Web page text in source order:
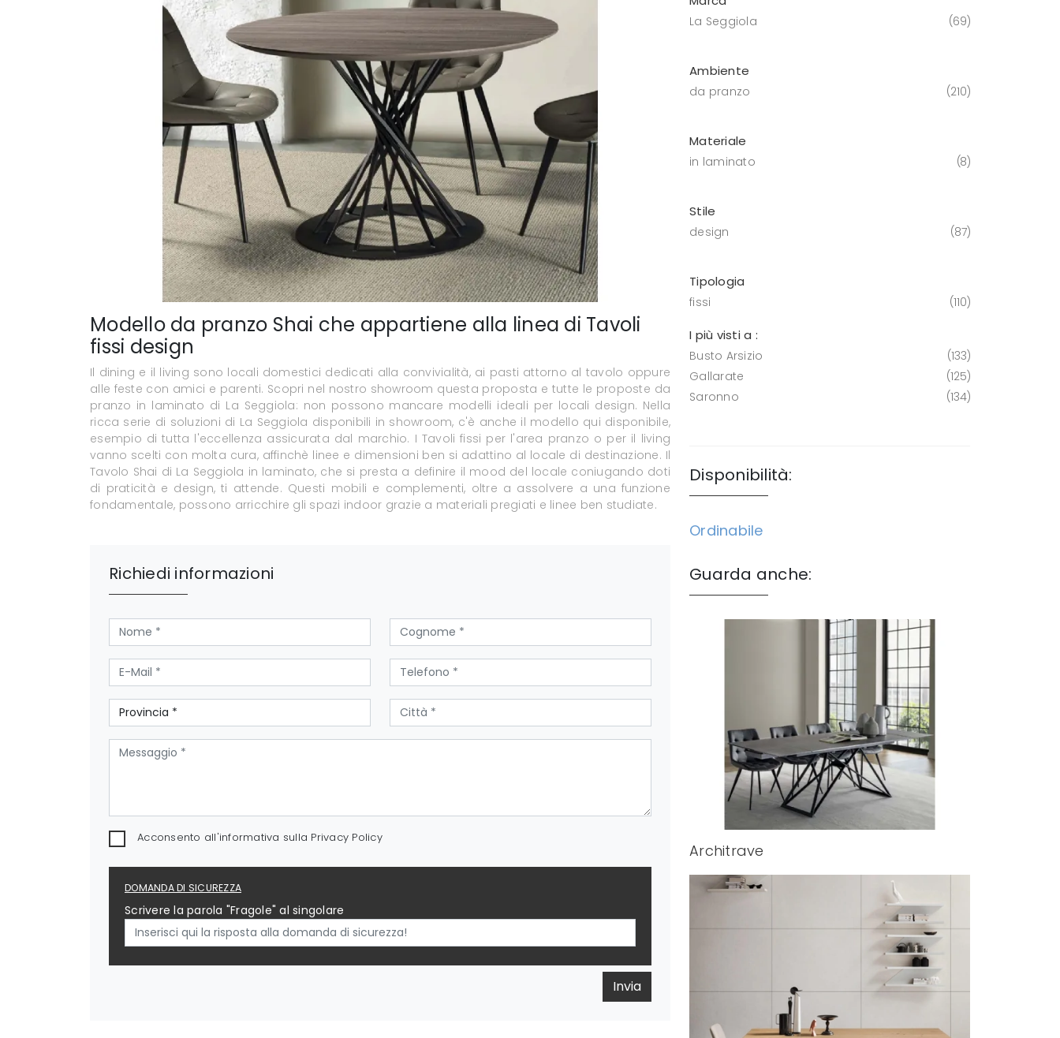
Modello da pranzo Shai che appartiene alla linea di Tavoli
fissi design
Il dining e il living sono locali domestici dedicati alla convivialità, ai pasti attorno al tavolo oppure
alle feste con amici e parenti. Scopri nel nostro showroom questa proposta e tutte le proposte da
pranzo in laminato di La Seggiola: non possono mancare modelli ideali per locali design. Nella
ricca serie di soluzioni di La Seggiola disponibili in showroom, c'è anche il modello qui disponibile,
esempio di tutta l'eccellenza assicurata dal marchio. I Tavoli fissi per l'area pranzo o per il living
vanno scelti con molta cura, affinchè linee e dimensioni ben si adattino al locale di destinazione. Il
Tavolo Shai di La Seggiola in laminato, che si presta a definire il mood del locale coniugando doti
di praticità e design, ti attende. Questi mobili e complementi, oltre a assolvere a una funzione
fondamentale, possono arricchire gli spazi indoor grazie a materiali pregiati e linee ben studiate.
Richiedi informazioni
Acconsento all'informativa sulla Privacy Policy
DOMANDA DI SICUREZZA
Scrivere la parola "Fragole" al singolare
Invia
La Seggiola 69
Ambiente
da pranzo 210
Materiale
in laminato 8
Stile
design 87
Tipologia
fissi 110
I più visti a :
Busto Arsizio
133
Gallarate
125
Saronno
134
Disponibilità:
Ordinabile
Guarda anche:
Architrave